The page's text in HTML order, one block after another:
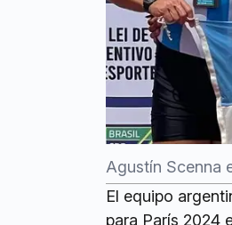
Agustín Scenna
El equipo
para París 2024